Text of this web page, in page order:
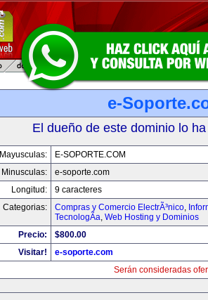
e-
El dueño de este dominio lo
Mayusculas:
E-SOPORTE.COM
Minusculas:
e-soporte.com
Longitud:
9 caracteres
Categorias:
Compras y Comercio ElectrÃ³nico,
TecnologÃ­a, Web Hosting y Dominios
Precio:
$800.00
Visitar!
e-soporte.com
Serán consideradas